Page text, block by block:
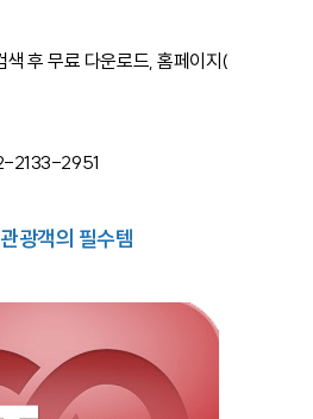
색 후 무료 다운로드, 홈페이지(
2133-2951
광객의 필수템